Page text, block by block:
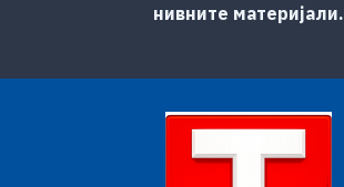
нивните материјали.